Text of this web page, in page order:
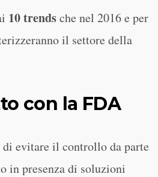
10 trendsche nel 2016 e per
il settore della
con la FDA
di evitare il controllo da parte
in presenza di soluzioni